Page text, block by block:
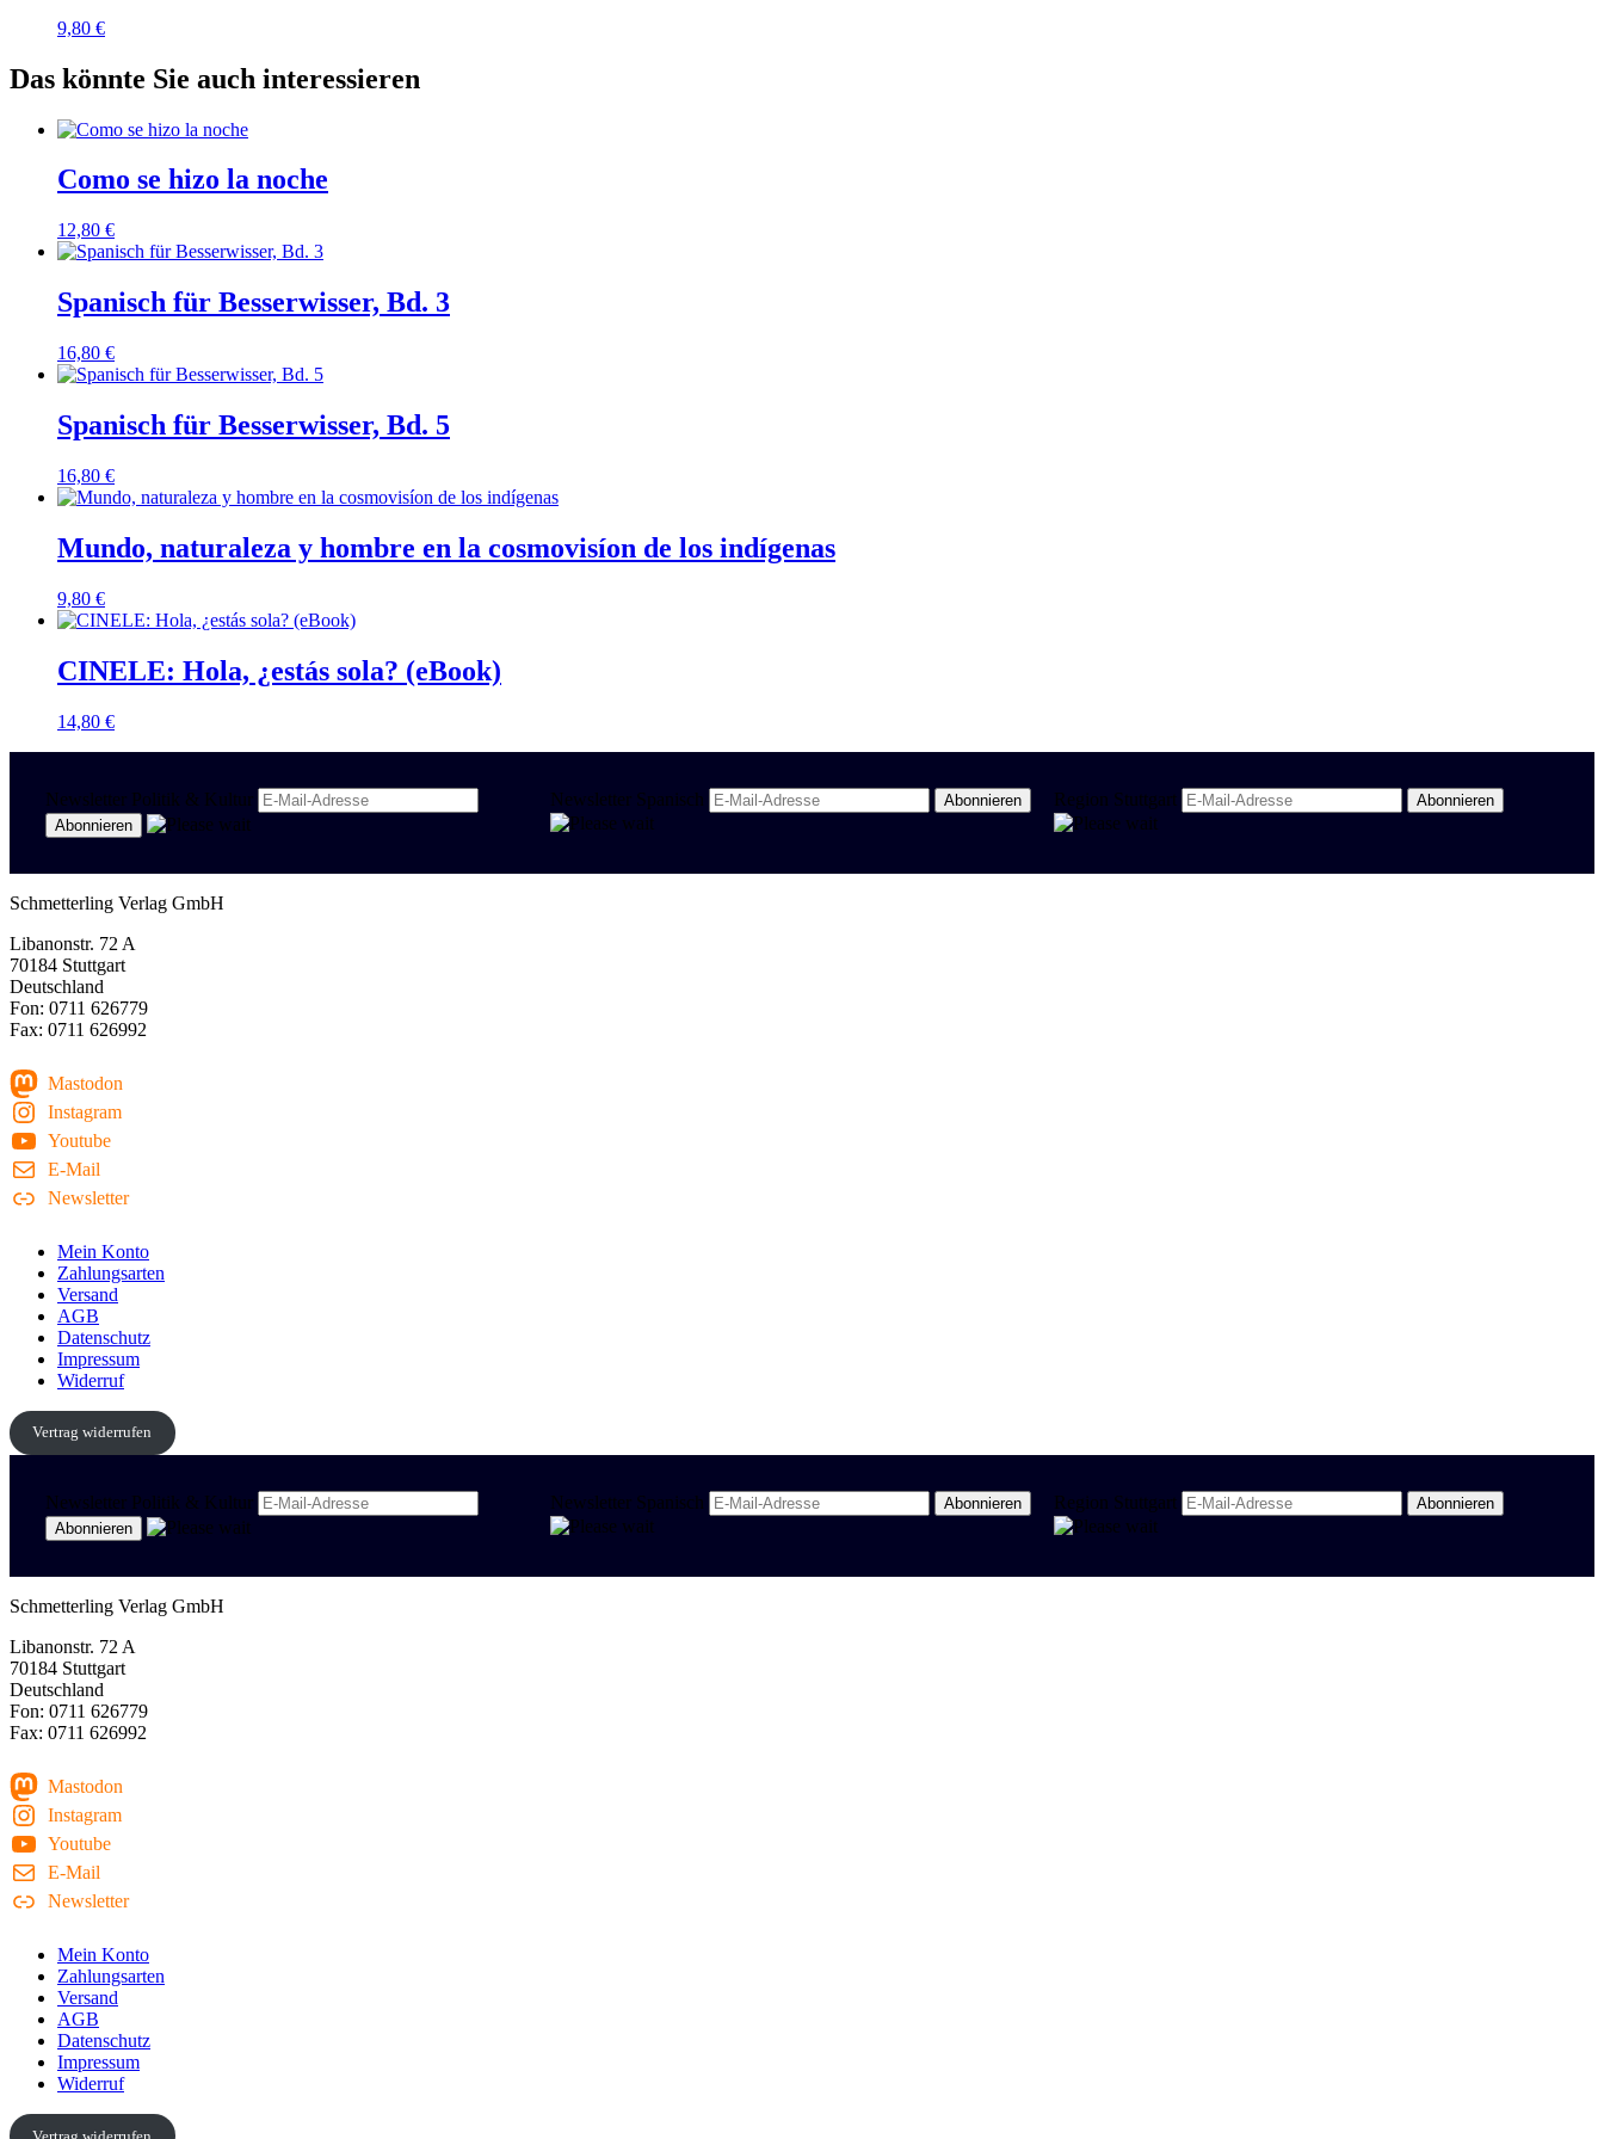
9,80 €
Das könnte Sie auch interessieren
Como se hizo la noche
12,80 €
Spanisch für Besserwisser, Bd. 3
16,80 €
Spanisch für Besserwisser, Bd. 5
16,80 €
Mundo, naturaleza y hombre en la cosmovisíon de los indígenas
9,80 €
CINELE: Hola, ¿estás sola? (eBook)
14,80 €
Newsletter Politik & Kultur Newsletter Spanisch Region Stuttgart
Schmetterling Verlag GmbH
Libanonstr. 72 A
70184 Stuttgart
Deutschland
Fon: 0711 626779
Fax: 0711 626992
Mastodon
Instagram
Youtube
E-Mail
Newsletter
Mein Konto
Zahlungsarten
Versand
AGB
Datenschutz
Impressum
Widerruf
Vertrag widerrufen
Newsletter Politik & Kultur Newsletter Spanisch Region Stuttgart
Schmetterling Verlag GmbH
Libanonstr. 72 A
70184 Stuttgart
Deutschland
Fon: 0711 626779
Fax: 0711 626992
Mastodon
Instagram
Youtube
E-Mail
Newsletter
Mein Konto
Zahlungsarten
Versand
AGB
Datenschutz
Impressum
Widerruf